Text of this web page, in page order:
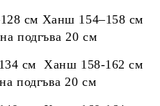
Ханш 154–158 см
подгъва 20 см
Ханш 158-162 см
подгъва 20 см